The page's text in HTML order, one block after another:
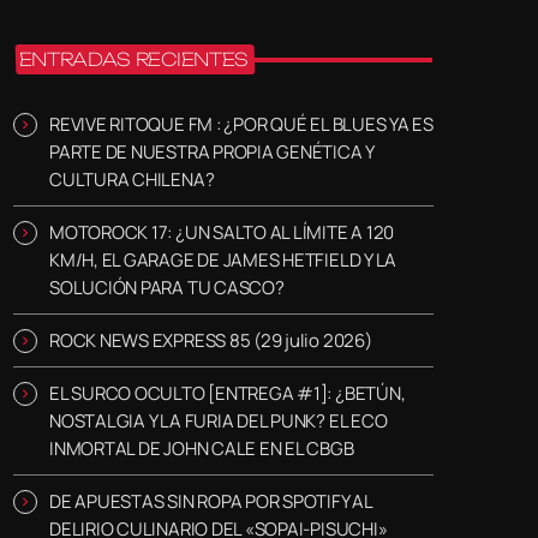
ENTRADAS RECIENTES
REVIVE RITOQUE FM : ¿POR QUÉ EL BLUES YA ES
PARTE DE NUESTRA PROPIA GENÉTICA Y
CULTURA CHILENA?
MOTOROCK 17: ¿UN SALTO AL LÍMITE A 120
KM/H, EL GARAGE DE JAMES HETFIELD Y LA
SOLUCIÓN PARA TU CASCO?
ROCK NEWS EXPRESS 85 (29 julio 2026)
EL SURCO OCULTO [ENTREGA #1]: ¿BETÚN,
NOSTALGIA Y LA FURIA DEL PUNK? EL ECO
INMORTAL DE JOHN CALE EN EL CBGB
DE APUESTAS SIN ROPA POR SPOTIFY AL
DELIRIO CULINARIO DEL «SOPAI-PISUCHI»